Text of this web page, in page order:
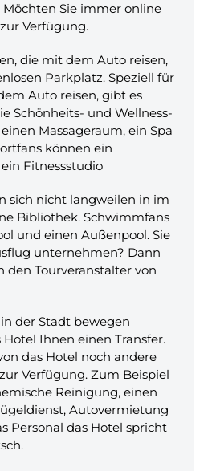
Möchten Sie immer online
Verfügung.
die mit dem Auto reisen,
Parkplatz. Speziell für
Auto reisen, gibt es
Schönheits- und Wellness-
Massageraum, ein Spa
können ein
Fitnessstudio
sich nicht langweilen in im
Bibliothek. Schwimmfans
und einen Außenpool. Sie
unternehmen? Dann
den Tourveranstalter von
der Stadt bewegen
Ihnen einen Transfer.
das Hotel noch andere
Verfügung. Zum Beispiel
Reinigung, einen
Autovermietung
Personal das Hotel spricht